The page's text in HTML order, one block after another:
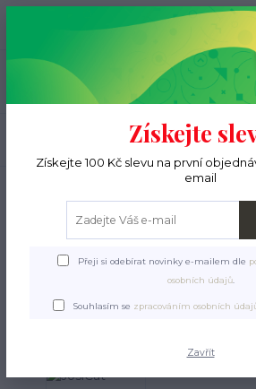
(Po-Pá, 9-15 hod.)
Krmení a pamlsky
JosiCat Sterilised Classic
JosiCat
Získejte
Získejte 100 Kč slevu na první
email
Přeji si odebírat novinky e-mailem dle
osobních údajů.
Souhlasím se zpracováním osobních
Zavřít